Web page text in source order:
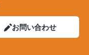
お問い合わせ